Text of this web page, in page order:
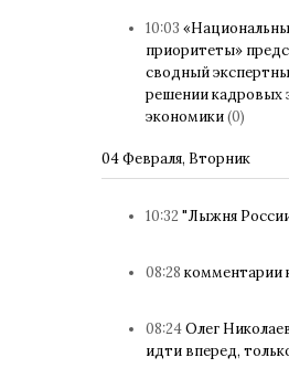
10:03
приоритеты»
сводный
решении кадровых
экономики(0)
04 Февраля, Вторник
10:32 "Лыжня
08:28 комментарии
08:24Олег
идти вперед,